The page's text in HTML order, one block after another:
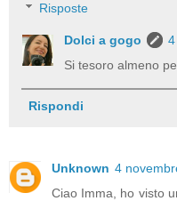
Risposte
Dolci a gogo
Si tesoro almeno
Rispondi
Unknown 4
Ciao Imma, ho visto